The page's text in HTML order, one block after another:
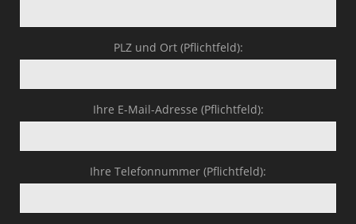
PLZ und Ort (Pflichtfeld):
Ihre E-Mail-Adresse (Pflichtfeld):
Ihre Telefonnummer (Pflichtfeld):